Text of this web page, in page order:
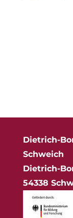
Dietrich-
Schweich
Dietrich-
54338